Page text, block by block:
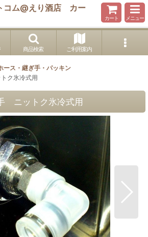
コム@えり酒店 カー
カート メニュー
商品検索 ご利用案内
ース・継ぎ手・パッキン
ク氷冷式用
ニットク氷冷式用